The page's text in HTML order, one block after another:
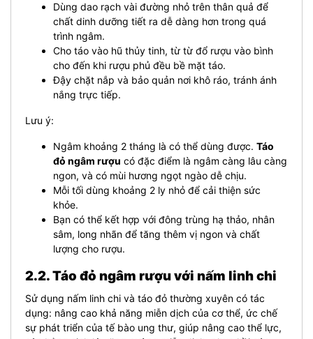
Dùng dao rạch vài đường nhỏ trên thân quả để
chất dinh dưỡng tiết ra dễ dàng hơn trong quá
trình ngâm.
Cho táo vào hũ thủy tinh, từ từ đổ rượu vào bình
cho đến khi rượu phủ đều bề mặt táo.
Đậy chặt nắp và bảo quản nơi khô ráo, tránh ánh
nắng trực tiếp.
Lưu ý:
Ngâm khoảng 2 tháng là có thể dùng được. Táo
đỏ ngâm rượu có đặc điểm là ngâm càng lâu càng
ngon, và có mùi hương ngọt ngào dễ chịu.
Mỗi tối dùng khoảng 2 ly nhỏ để cải thiện sức
khỏe.
Bạn có thể kết hợp với đông trùng hạ thảo, nhân
sâm, long nhãn để tăng thêm vị ngon và chất
lượng cho rượu.
2.2. Táo đỏ ngâm rượu với nấm linh chi
Sử dụng nấm linh chi và táo đỏ thường xuyên có tác
dụng: nâng cao khả năng miễn dịch của cơ thể, ức chế
sự phát triển của tế bào ung thư, giúp nâng cao thể lực,